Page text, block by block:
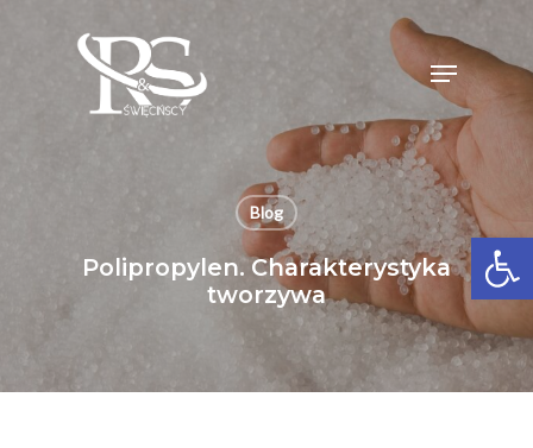
Menu
Blog
Polipropylen. Charakterystyka
tworzywa
Close
Menu